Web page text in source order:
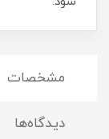
مشخصات
دیدگاه‌ها